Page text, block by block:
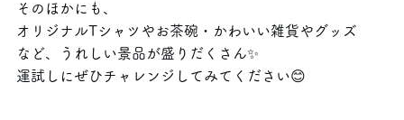
そのほかにも、
オリジナルTシャツやお茶碗・かわいい雑貨やグッズ
など、うれしい景品が盛りだくさん✨️
運試しにぜひチャレンジしてみてください😊